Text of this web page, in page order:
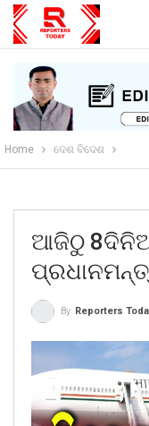
Home ଦେଶ ବିଦେଶ
ଆଜିଠୁ
By Reporters